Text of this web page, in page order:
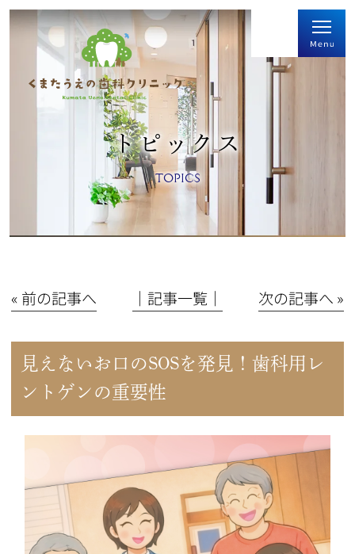
トピックス
TOPICS
« 前の記事へ │記事一覧│ 次の記事へ »
見えないお口のSOSを発見！歯科用レ
ントゲンの重要性